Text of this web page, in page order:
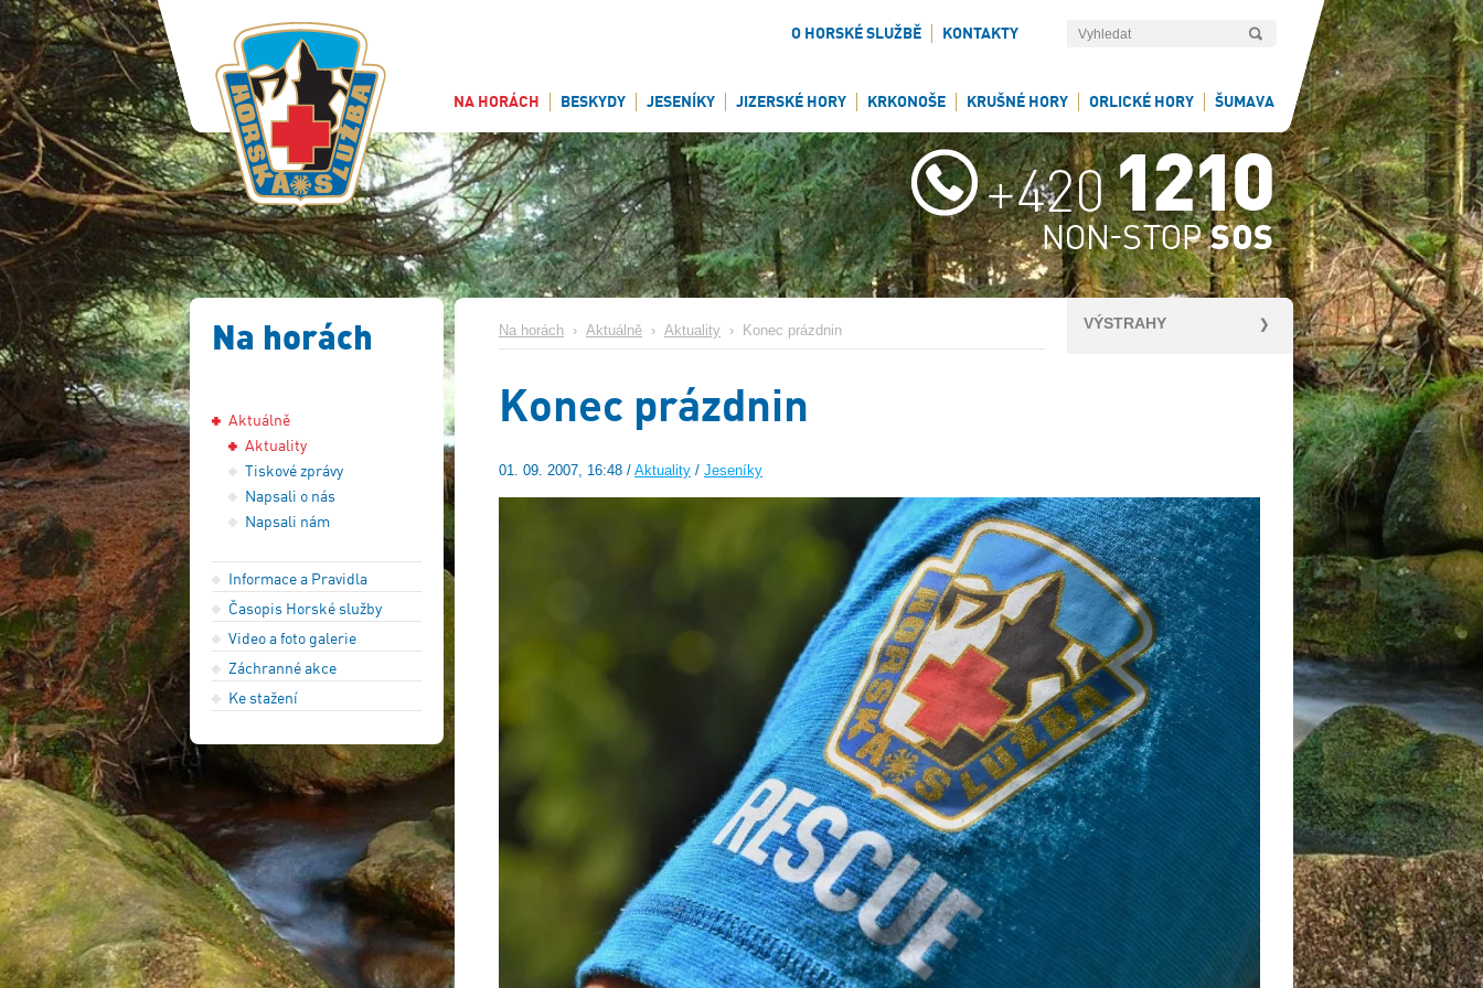
O HORSKÉ SLUŽBĚ KONTAKTY
NA HORÁCH BESKYDY JESENÍKY JIZERSKÉ HORY KRKONOŠE KRUŠNÉ HORY ORLICKÉ HORY ŠUMAVA
Na horách
Aktuálně
Aktuality
Tiskové zprávy
Napsali o nás
Napsali nám
Informace a Pravidla
Časopis Horské služby
Video a foto galerie
Záchranné akce
Ke stažení
VÝSTRAHY
Na horách › Aktuálně › Aktuality › Konec prázdnin
Konec prázdnin
01. 09. 2007, 16:48 / Aktuality / Jeseníky